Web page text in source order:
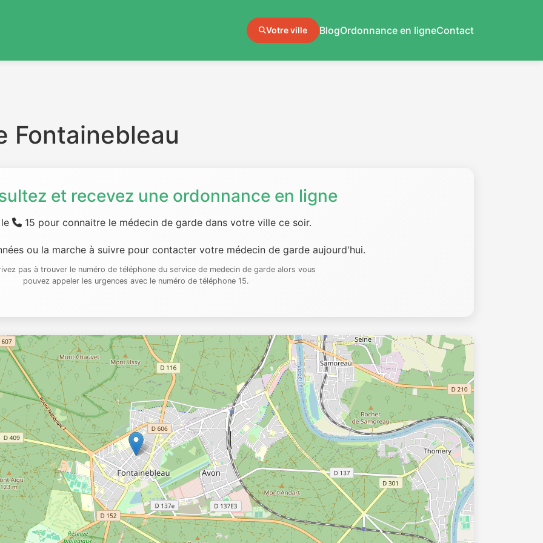
Votre ville BlogOrdonnance en ligneContact
Fontainebleau
et recevez une ordonnance en ligne
15 pour connaitre le médecin de garde dans votre ville ce soir.
ou la marche à suivre pour contacter votre médecin de garde aujourd'hui.
pas à trouver le numéro de téléphone du service de medecin de garde alors vous
pouvez appeler les urgences avec le numéro de téléphone 15.